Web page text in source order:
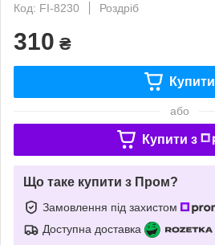
Код: FI-8230
Роздріб
310 ₴
Купити
або
Купити з
Що таке купити з Пром?
Замовлення під захистом
Доступна доставка